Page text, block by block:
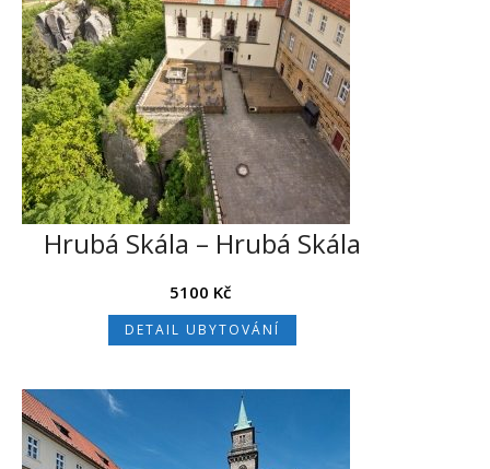
Čeština pro WordPress
Hrubá Skála – Hrubá Skála
5100 Kč
DETAIL UBYTOVÁNÍ